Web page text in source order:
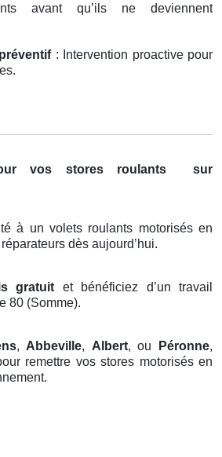
avant qu’ils ne deviennent
: Intervention proactive pour
vos stores roulants
sur
à un volets roulants motorisés en
dès aujourd’hui.
gratuit et bénéficiez d’un travail
80 (Somme).
, Abbeville, Albert, ou Péronne,
remettre vos stores motorisés en